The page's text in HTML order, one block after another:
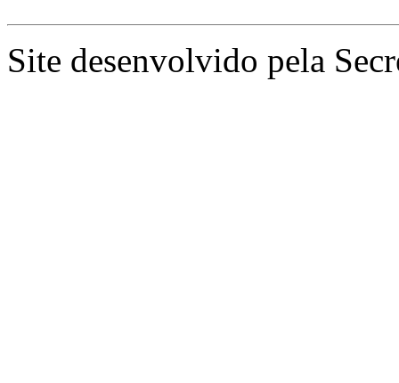
Site desenvolvido pela